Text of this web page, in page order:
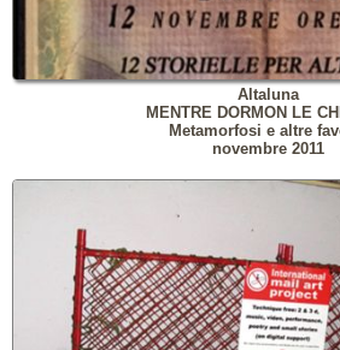
Altaluna
MENTRE DORMON LE
Metamorfosi e altre
novembre 2011